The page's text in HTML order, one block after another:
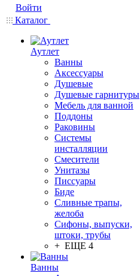
Войти
Каталог
Аутлет
Ванны
Аксессуары
Душевые
Душевые гарнитуры
Мебель для ванной
Поддоны
Раковины
Системы
инсталляции
Смесители
Унитазы
Писсуары
Биде
Сливные трапы,
желоба
Сифоны, выпуски,
штоки, трубы
+ ЕЩЕ 4
Ванны